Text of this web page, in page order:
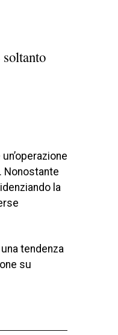
Nonostante
la
tendenza
su